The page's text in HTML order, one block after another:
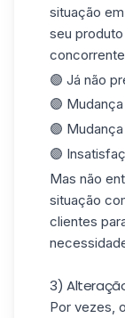
situação
seu
🟣 Já não
🟣
🟣
🟣
Mas não
situação
clientes
3)
Por vezes,